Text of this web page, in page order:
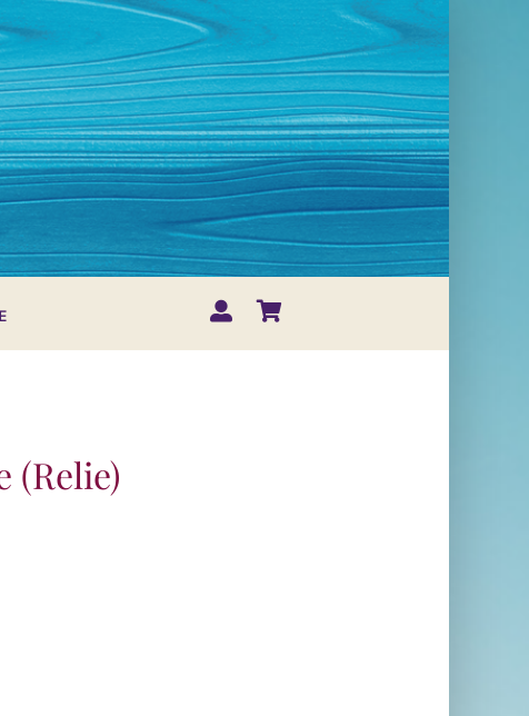
(relie)